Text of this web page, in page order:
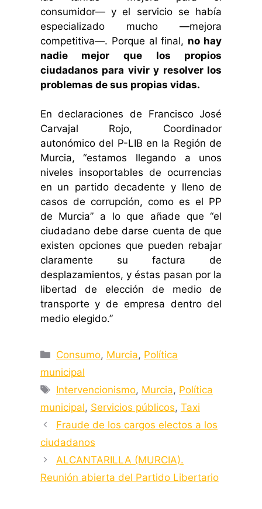
consumidor— y el servicio se había
especializado mucho —mejora
competitiva—. Porque al final, no hay
nadie mejor que los propios
ciudadanos para vivir y resolver los
problemas de sus propias vidas.
En declaraciones de Francisco José
Carvajal Rojo, Coordinador
autonómico del P-LIB en la Región de
Murcia, “estamos llegando a unos
niveles insoportables de ocurrencias
en un partido decadente y lleno de
casos de corrupción, como es el PP
de Murcia” a lo que añade que “el
ciudadano debe darse cuenta de que
existen opciones que pueden rebajar
claramente su factura de
desplazamientos, y éstas pasan por la
libertad de elección de medio de
transporte y de empresa dentro del
medio elegido.”
Categorías
Consumo, Murcia, Política
municipal
Etiquetas
Intervencionismo, Murcia, Política
municipal, Servicios públicos, Taxi
Fraude de los cargos electos a los
ciudadanos
ALCANTARILLA (MURCIA).
Reunión abierta del Partido Libertario